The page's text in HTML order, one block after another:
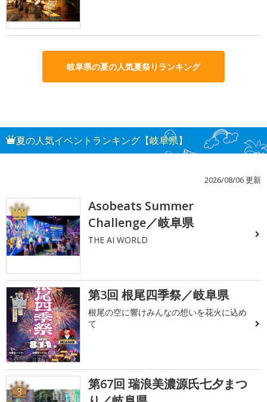
岐阜県の夏の人気夏祭りランキング
夏の人気イベントランキング【岐阜県】
2026/08/06 更新
1
Asobeats Summer
Challenge／岐阜県
THE AI WORLD
2 第3回 根尾四季祭／岐阜県
根尾の空に響けみんなの想いを花火に込め
て
3
第67回 瑞浪美濃源氏七夕まつ